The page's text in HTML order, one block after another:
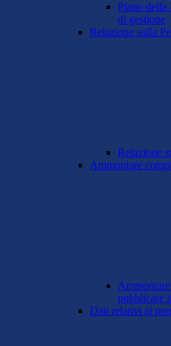
Piano della
di gestione
Relazione sulla
Relazione
Ammontare
pubblicare
Dati relativi ai